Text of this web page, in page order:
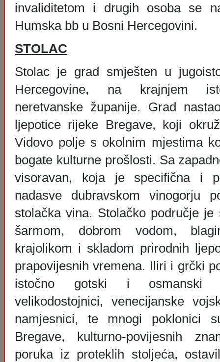
invaliditetom i drugih osoba se
Humska bb u Bosni Hercegovini.
STOLAC
Stolac je grad smješten u
Hercegovine, na krajnjem
neretvanske županije. Grad
ljepotice rijeke Bregave, koji
Vidovo polje s okolnim mjestima
bogate kulturne prošlosti. Sa
visoravan, koja je specifična i
nadasve dubravskom vinogorju
stolačka vina. Stolačko područje
šarmom, dobrom vodom,
krajolikom i skladom prirodnih
prapovijesnih vremena. Iliri i grčki
istočno gotski i osmanski
velikodostojnici, venecijanske
namjesnici, te mnogi poklonici
Bregave, kulturno-povijesnih
poruka iz proteklih stoljeća,